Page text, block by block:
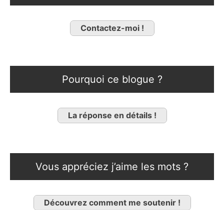
Contactez-moi !
Pourquoi ce blogue ?
La réponse en détails !
Vous appréciez j’aime les mots ?
Découvrez comment me soutenir !